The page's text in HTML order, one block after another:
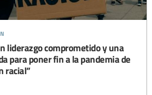
liderazgo comprometido y una
para poner fin a la pandemia de
racial”